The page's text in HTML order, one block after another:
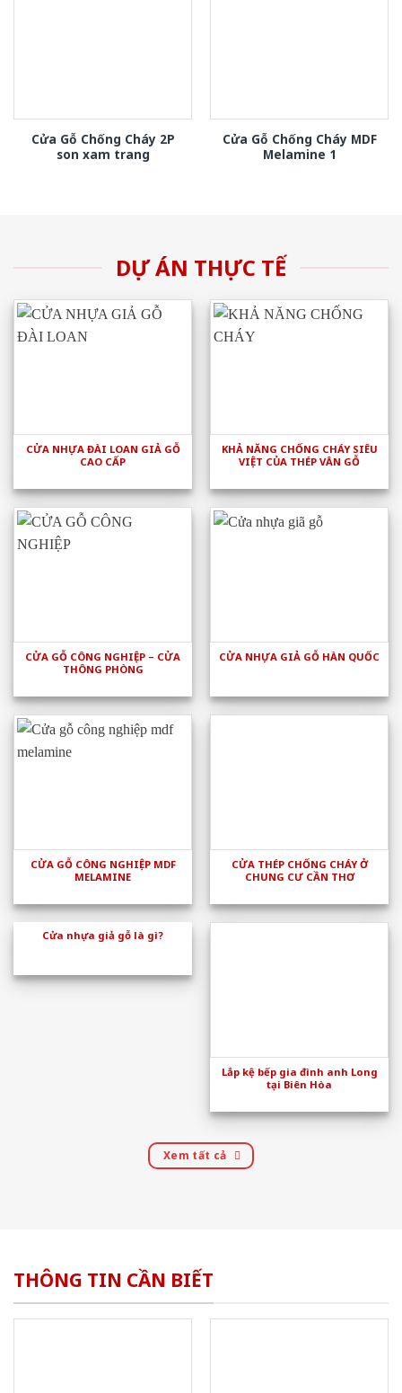
Cửa Gỗ Chống Cháy 2P
son xam trang
Cửa Gỗ Chống Cháy MDF
Melamine 1
DỰ ÁN THỰC TẾ
CỬA NHỰA ĐÀI LOAN GIẢ GỖ
CAO CẤP
KHẢ NĂNG CHỐNG CHÁY SIÊU
VIỆT CỦA THÉP VÂN GỖ
CỬA GỖ CÔNG NGHIỆP – CỬA
THÔNG PHÒNG
CỬA NHỰA GIẢ GỖ HÀN QUỐC
CỬA GỖ CÔNG NGHIỆP MDF
MELAMINE
CỬA THÉP CHỐNG CHÁY Ở
CHUNG CƯ CẦN THƠ
Cửa nhựa giả gỗ là gì?
Lắp kệ bếp gia đình anh Long
tại Biên Hòa
Xem tất cả
THÔNG TIN CẦN BIẾT